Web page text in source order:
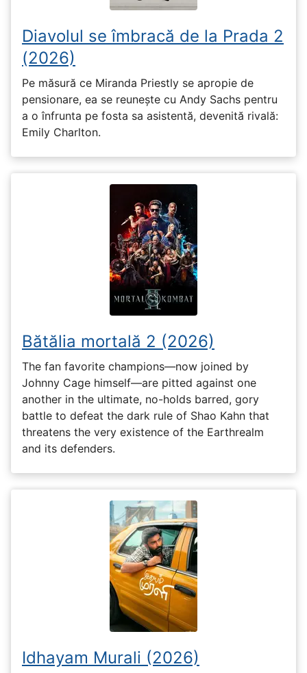
Diavolul se îmbracă de la Prada 2
(2026)
Pe măsură ce Miranda Priestly se apropie de
pensionare, ea se reunește cu Andy Sachs pentru
a o înfrunta pe fosta sa asistentă, devenită rivală:
Emily Charlton.
Bătălia mortală 2 (2026)
The fan favorite champions—now joined by
Johnny Cage himself—are pitted against one
another in the ultimate, no-holds barred, gory
battle to defeat the dark rule of Shao Kahn that
threatens the very existence of the Earthrealm
and its defenders.
Idhayam Murali (2026)